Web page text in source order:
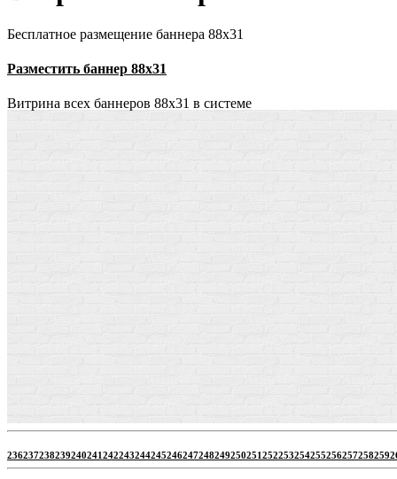
Бесплатное размещение баннера 88х31
Разместить баннер 88х31
Витрина всех баннеров 88x31 в системе
236237238239240241242243244245246247248249250251252253254255256257258259